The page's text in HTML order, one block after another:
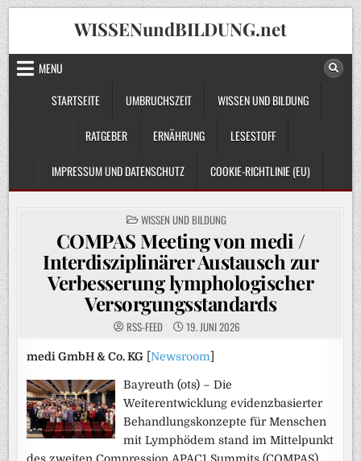
Skip
to
content
WISSENundBILDUNG.net
MENU
STARTSEITE
UMBRUCHSZEIT WISSEN UND BILDUNG
RATGEBER ERNÄHRUNG LESESTOFF
IMPRESSUM UND DATENSCHUTZ COOKIE-RICHTLINIE (EU)
POSTED
IN
WISSEN UND BILDUNG
COMPAS Meeting von medi /
Interdisziplinärer Austausch zur
Verbesserung lymphologischer
Versorgungsstandards
RSS-FEED 19. JUNI 2026
medi GmbH & Co. KG [Newsroom
Bayreuth (ots) – Die
Weiterentwicklung evidenzbasierter
Behandlungskonzepte für Menschen
mit Lymphödem stand im Mittelpunkt